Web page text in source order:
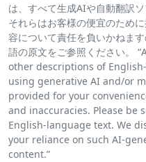
は、すべて生成AIや自動翻訳
それらはお客様の便宜のため
容について責任を負いかねま
語の原文をご参照ください。
other descriptions of
using generative AI and/or
provided for your
and inaccuracies. Please be
English-language text. We
your reliance on such AI-
content.”